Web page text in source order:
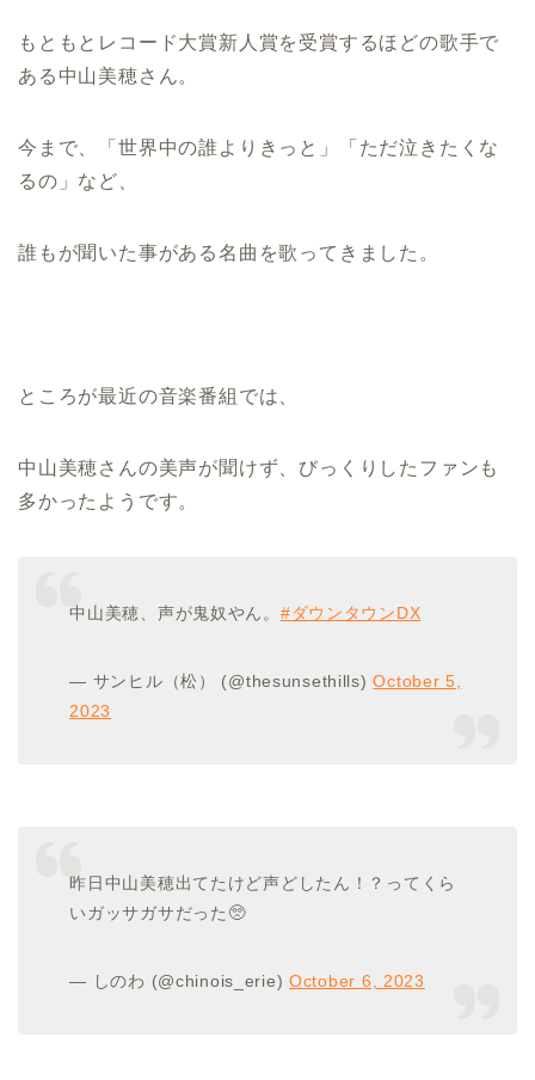
もともとレコード大賞新人賞を受賞するほどの歌手で
ある中山美穂さん。
今まで、「世界中の誰よりきっと」「ただ泣きたくな
るの」など、
誰もが聞いた事がある名曲を歌ってきました。
ところが最近の音楽番組では、
中山美穂さんの美声が聞けず、びっくりしたファンも
多かったようです。
中山美穂、声が鬼奴やん。 #ダウンタウンDX
— サンヒル（松） (@thesunsethills)October 5,
2023
昨日中山美穂出てたけど声どしたん！？ってくら
いガッサガサだった🥺
— しのわ (@chinois_erie)October 6, 2023